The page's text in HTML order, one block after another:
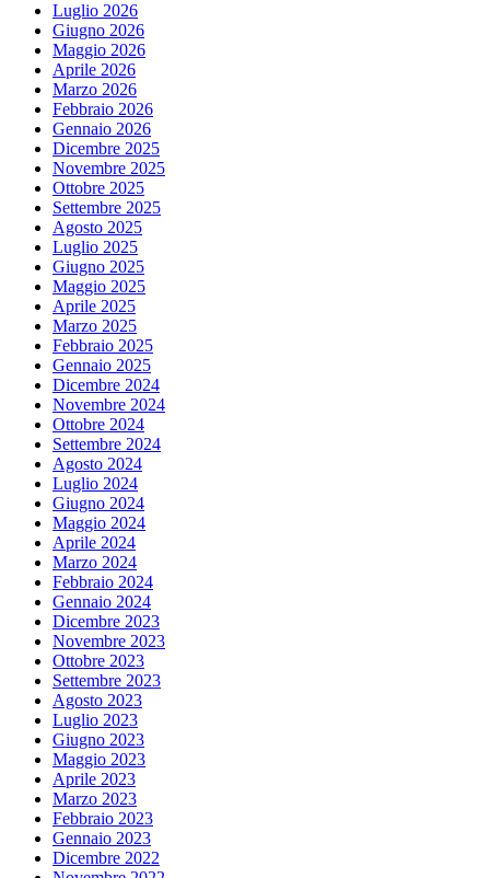
Luglio 2026
Giugno 2026
Maggio 2026
Aprile 2026
Marzo 2026
Febbraio 2026
Gennaio 2026
Dicembre 2025
Novembre 2025
Ottobre 2025
Settembre 2025
Agosto 2025
Luglio 2025
Giugno 2025
Maggio 2025
Aprile 2025
Marzo 2025
Febbraio 2025
Gennaio 2025
Dicembre 2024
Novembre 2024
Ottobre 2024
Settembre 2024
Agosto 2024
Luglio 2024
Giugno 2024
Maggio 2024
Aprile 2024
Marzo 2024
Febbraio 2024
Gennaio 2024
Dicembre 2023
Novembre 2023
Ottobre 2023
Settembre 2023
Agosto 2023
Luglio 2023
Giugno 2023
Maggio 2023
Aprile 2023
Marzo 2023
Febbraio 2023
Gennaio 2023
Dicembre 2022